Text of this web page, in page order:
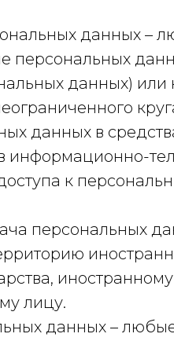
данных –
персональных
данных) или
данных в
информационно-
к
персональных
лицу.
данных – любые